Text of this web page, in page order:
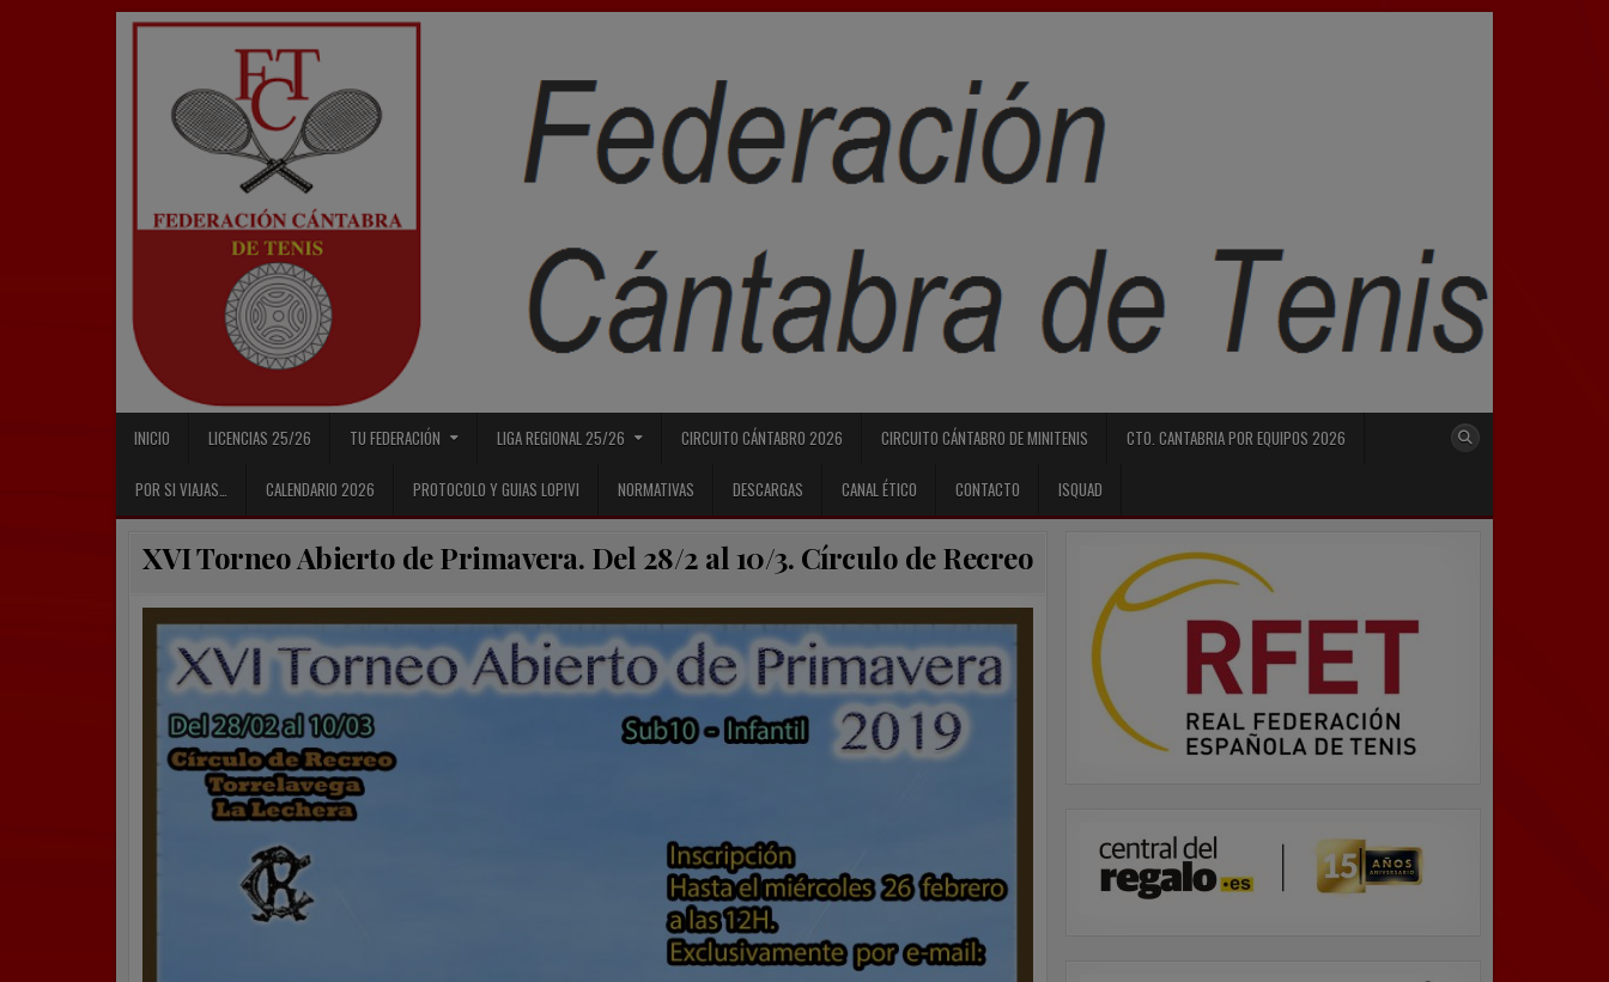
INICIO LICENCIAS 25/26 TU FEDERACIÓN LIGA REGIONAL 25/26 CIRCUITO CÁNTABRO 2026 CIRCUITO CÁNTABRO DE MINITENIS CTO. CANTABRIA POR EQUIPOS 2026
POR SI VIAJAS… CALENDARIO 2026 PROTOCOLO Y GUIAS LOPIVI NORMATIVAS DESCARGAS CANAL ÉTICO CONTACTO ISQUAD
XVI Torneo Abierto de Primavera. Del 28/2 al 10/3. Círculo de Recreo